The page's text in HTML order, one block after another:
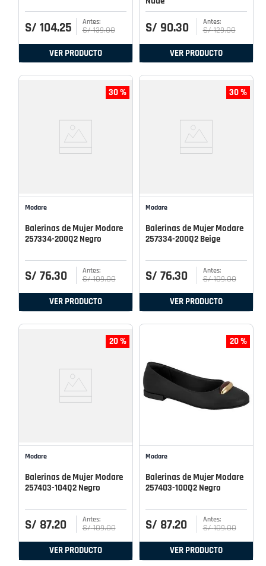
S/ 104.25 S/ 139.00
VER PRODUCTO
S/ 90.30 S/ 129.00
VER PRODUCTO
30 %
Modare
Balerinas de Mujer Modare
257334-200Q2 Negro
S/ 76.30 S/ 109.00
VER PRODUCTO
30 %
Modare
Balerinas de Mujer Modare
257334-200Q2 Beige
S/ 76.30 S/ 109.00
VER PRODUCTO
20 %
Modare
Balerinas de Mujer Modare
257403-104Q2 Negro
S/ 87.20 S/ 109.00
VER PRODUCTO
20 %
Modare
Balerinas de Mujer Modare
257403-100Q2 Negro
S/ 87.20 S/ 109.00
VER PRODUCTO